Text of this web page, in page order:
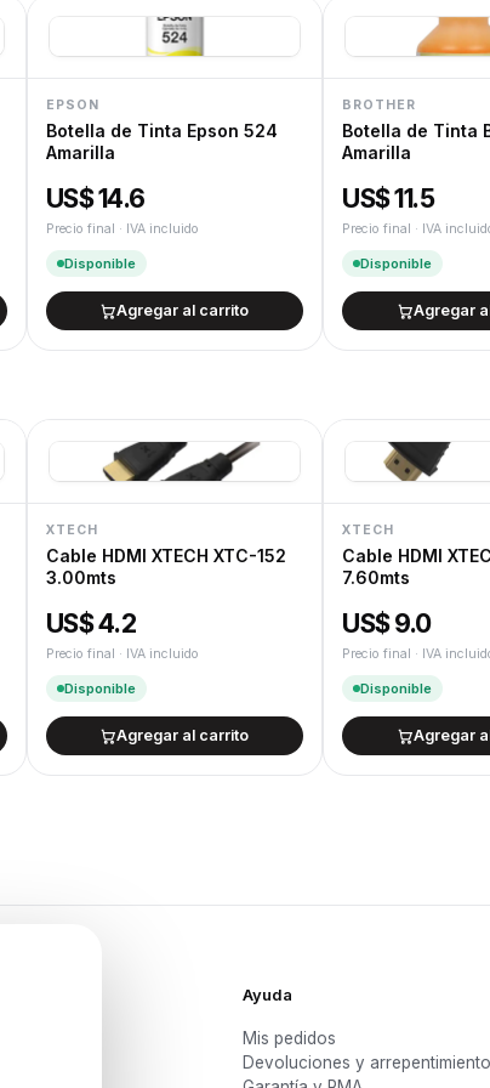
Cambios y devoluciones según la Ley
EPSON
Botella de Tinta Epson 524
Amarilla
US$ 14.6
Precio final · IVA incluido
Disponible
Agregar al carrito
BROTHER
Botella de Tinta
Amarilla
US$ 11.5
Precio final · IVA
Disponible
Agregar
XTECH
Cable HDMI XTECH XTC-152
3.00mts
US$ 4.2
Precio final · IVA incluido
Disponible
Agregar al carrito
XTECH
Cable HDMI
7.60mts
US$ 9.0
Precio final · IVA
Disponible
Agregar
Ayuda
Mis pedidos
Devoluciones y arrepentimiento